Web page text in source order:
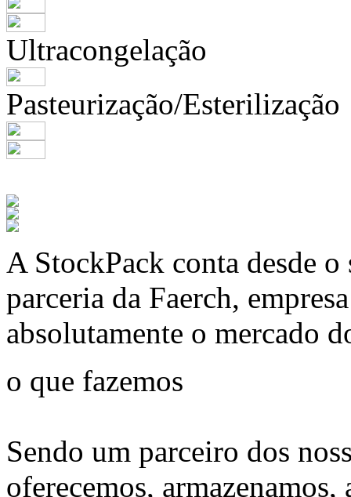
Ultracongelação
Pasteurização/Esterilização
A StockPack conta desde
parceria da Faerch,
absolutamente o mercado
o que fazemos
Sendo um parceiro dos
oferecemos, armazenamos,